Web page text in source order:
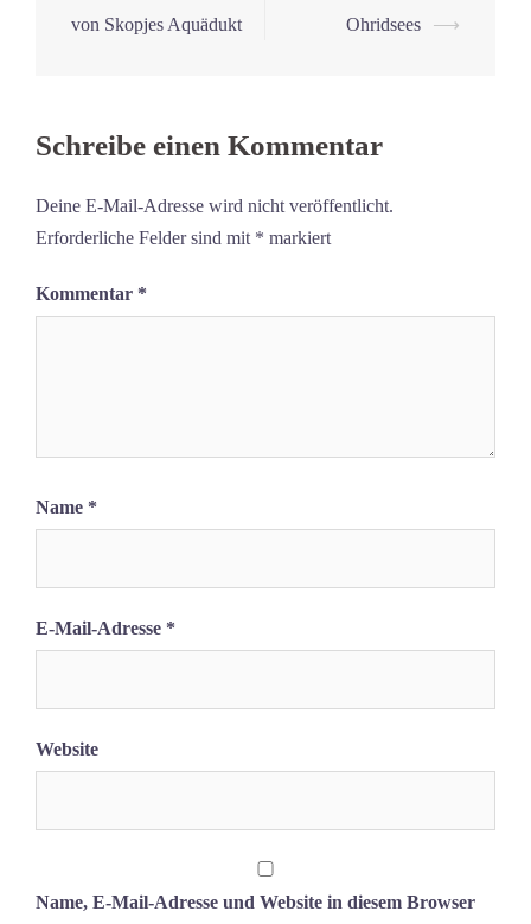
Navigation
von Skopjes Aquädukt
Ohridsees
⟶
Schreibe einen Kommentar
Deine E-Mail-Adresse wird nicht veröffentlicht.
Erforderliche Felder sind mit * markiert
Kommentar *
Name *
E-Mail-Adresse *
Website
Name, E-Mail-Adresse und Website in diesem Browser